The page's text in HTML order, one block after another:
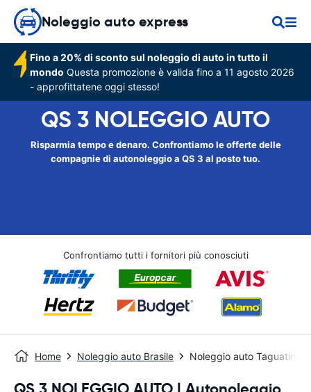
Noleggio auto express
Fino a 20% di sconto sul noleggio di auto in tutto il
mondo Questa promozione è valida fino a 11 agosto 2026
- approfittatene oggi stesso!
QS 3 NOLEGGIO AUTO
Risparmia tempo e denaro. Confrontiamo le offerte delle
compagnie di autonoleggio a QS 3 al posto tuo.
Confrontiamo tutti i fornitori più conosciuti
Home Noleggio auto Brasile Noleggio auto Taguatinga